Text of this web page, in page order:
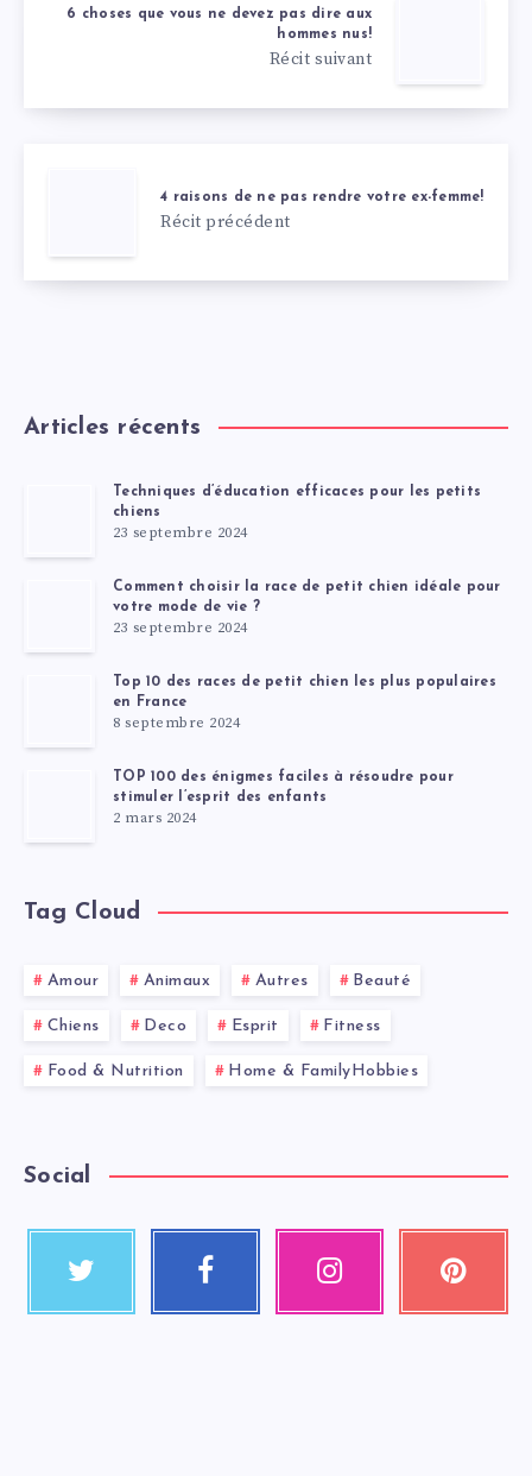
6 choses que vous ne devez pas dire aux
hommes nus!
Récit suivant
4 raisons de ne pas rendre votre ex-femme!
Récit précédent
Articles récents
Techniques d’éducation efficaces pour les petits
chiens
23 septembre 2024
Comment choisir la race de petit chien idéale pour
votre mode de vie ?
23 septembre 2024
Top 10 des races de petit chien les plus populaires
en France
8 septembre 2024
TOP 100 des énigmes faciles à résoudre pour
stimuler l’esprit des enfants
2 mars 2024
Tag Cloud
Amour Animaux Autres Beauté
Chiens Deco Esprit Fitness
Food & Nutrition Home & FamilyHobbies
Social